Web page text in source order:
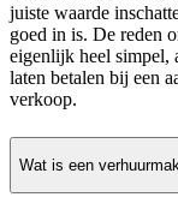
juiste waarde
goed in is. De reden
eigenlijk heel simpel,
laten betalen bij een
verkoop.
Wat is een